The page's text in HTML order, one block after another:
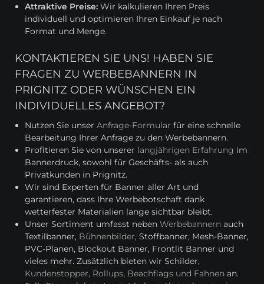
Attraktive Preise:Wir kalkulieren Ihren Preis
individuell und optimieren Ihren Einkauf je nach
Format und Menge.
KONTAKTIEREN SIE UNS! HABEN SIE
FRAGEN ZU WERBEBANNERN IN
PRIGNITZ ODER WÜNSCHEN EIN
INDIVIDUELLES ANGEBOT?
Nutzen Sie unserAnfrage-Formular für eine schnelle
Bearbeitung Ihrer Anfrage zu den Werbebannern.
Profitieren Sie von unserer langjährigen Erfahrung im
Bannerdruck, sowohl für Geschäfts- als auch
Privatkunden in Prignitz.
Wir sind Experten für Banner aller Art und
garantieren, dass Ihre Werbebotschaft dank
wetterfester Materialien lange sichtbar bleibt.
Unser Sortiment umfasst nebenWerbebannern auch
Textilbanner, Bühnenbilder, Stoffbanner, Mesh-Banner,
PVC-Planen, Blockout Banner, Frontlit Banner und
vieles mehr. Zusätzlich bieten wir Schilder,
Kundenstopper, Rollups, Beachflags und Fahnen an.